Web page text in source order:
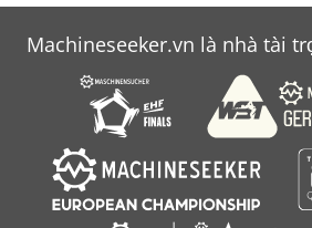
Machineseeker.vn là nhà tài